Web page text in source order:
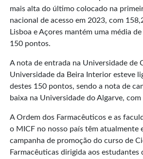
mais alta do último colocado na
nacional de acesso em 2023, com
Lisboa e Açores mantém uma média
150 pontos.
A nota de entrada na Universidade de
Universidade da Beira Interior esteve
destes 150 pontos, sendo a nota de
baixa na Universidade do Algarve,
A Ordem dos Farmacêuticos e as
o MICF no nosso país têm atualmente
campanha de promoção do curso de
Farmacêuticas dirigida aos estudantes